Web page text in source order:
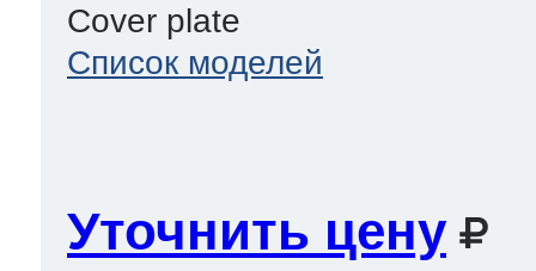
Cover plate
Список моделей
Уточнить цену